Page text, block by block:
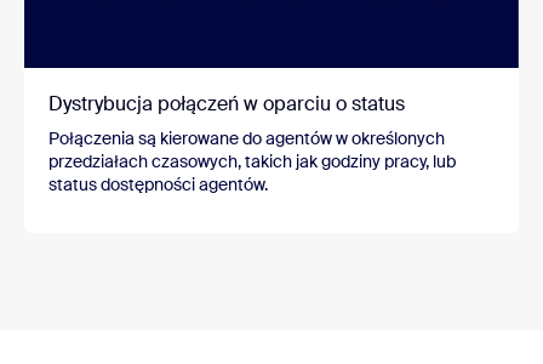
Dystrybucja połączeń w oparciu o status
Połączenia są kierowane do agentów w określonych
przedziałach czasowych, takich jak godziny pracy, lub
status dostępności agentów.